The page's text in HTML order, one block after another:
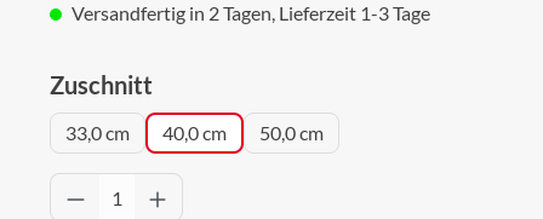
Versandfertig in 2 Tagen, Lieferzeit 1-3 Tage
Zuschnitt
33,0 cm 40,0 cm 50,0 cm
Produkt Anzahl: Gib den gewünschten